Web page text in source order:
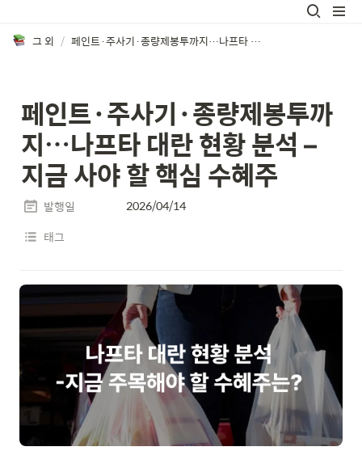
그 외 / 페인트·주사기·종량제봉투까지…나프타 대란 현황 분석 – 지금 사야 할 핵심 수혜주
페인트·주사기·종량제봉투까
지…나프타 대란 현황 분석 –
지금 사야 할 핵심 수혜주
발행일
2026/04/14
태그